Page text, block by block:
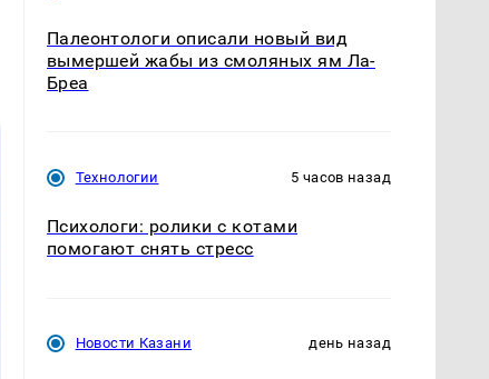
Где будет встреча
Такую зиму в России
Палеонтологи описали новый вид
вымершей жабы из смоляных ям Ла-
Бреа
Технологии 5 часов назад
Психологи: ролики с котами
помогают снять стресс
Новости Казани день назад